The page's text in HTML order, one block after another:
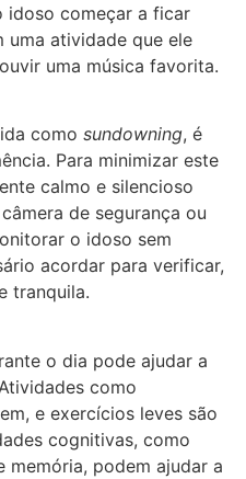
idoso começar a ficar
atividade que ele
uma música favorita.
como sundowning, é
Para minimizar este
calmo e silencioso
de segurança ou
o idoso sem
acordar para verificar,
tranquila.
o dia pode ajudar a
como
e exercícios leves são
cognitivas, como
podem ajudar a